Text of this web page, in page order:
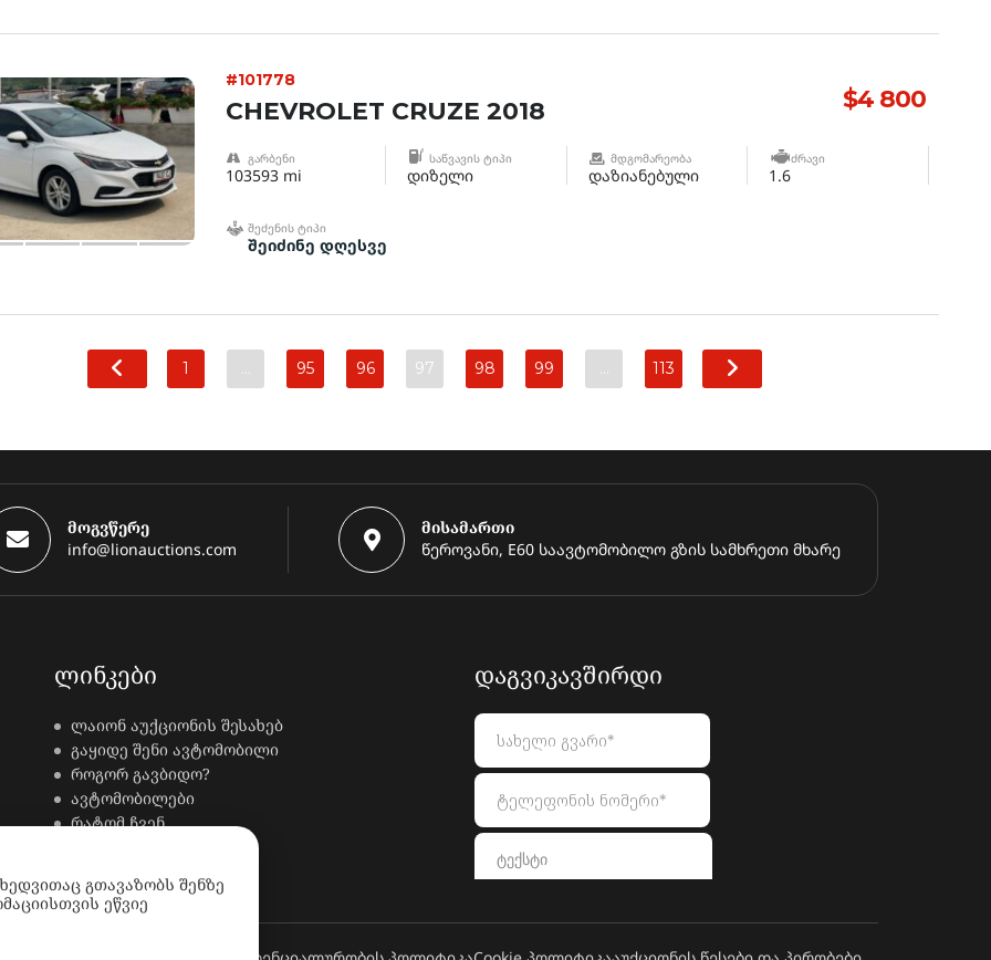
$4 800
#101778
CHEVROLET CRUZE 2018
ᲒᲐᲠᲑᲔᲜᲘ
103593 mi
ᲡᲐᲬᲕᲐᲕᲘᲡ ᲢᲘᲞᲘ
დიზელი
ᲛᲓᲒᲝᲛᲐᲠᲔᲝᲑᲐ
დაზიანებული
ᲫᲠᲐᲕᲘ
1.6
ᲨᲔᲫᲔᲜᲘᲡ ᲢᲘᲞᲘ
შეიძინე დღესვე
1 … 95 96 97 98 99 … 113
მოგვწერე
info@lionauctions.com
მისამართი
წეროვანი, E60 საავტომობილო გზის სამხრეთი მხარე
ᲚᲘᲜᲙᲔᲑᲘ
ლაიონ აუქციონის შესახებ
გაყიდე შენი ავტომობილი
როგორ გავბიდო?
ავტომობილები
რატომ ჩვენ
ᲓᲐᲒᲕᲘᲙᲐᲕᲨᲘᲠᲓᲘ
გთავაზობს შენზე
ეწვიე